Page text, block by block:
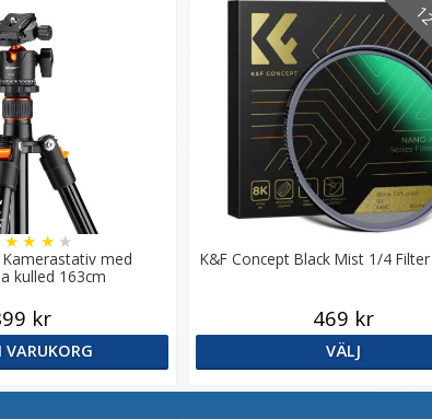
Kamerastativ med
kulled 163cm
★★ ★ ★
kr
VARUKORG
K&F Concept Black Mist 1/4
469 kr
VÄLJ